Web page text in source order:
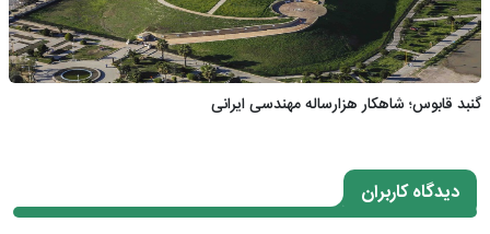
گنبد قابوس؛ شاهکار هزارساله مهندسی ایرانی
دیدگاه کاربران